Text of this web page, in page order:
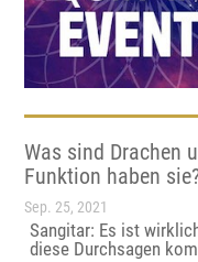
Was sind Drachen
Funktion haben
Sep. 25, 2021
Sangitar: Es ist
diese Durchsagen